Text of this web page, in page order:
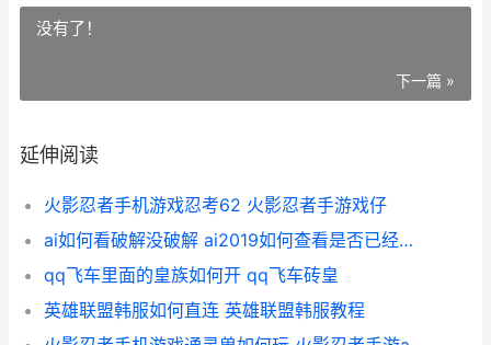
没有了！
下一篇 »
延伸阅读
火影忍者手机游戏忍考62 火影忍者手游戏仔
ai如何看破解没破解 ai2019如何查看是否已经破解
qq飞车里面的皇族如何开 qq飞车砖皇
英雄联盟韩服如何直连 英雄联盟韩服教程